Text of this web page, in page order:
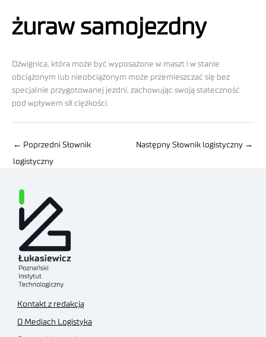
żuraw samojezdny
Dźwignica, która może być wyposażone w maszt i w stanie
obciążonym lub nieobciążonym może przemieszczać się bez
specjalnie przygotowanej jezdni, zachowując swoją stateczność
pod wpływem sił ciężkości.
← Poprzedni Słownik
logistyczny
Następny Słownik logistyczny →
Kontakt z redakcją
O Mediach Logistyka